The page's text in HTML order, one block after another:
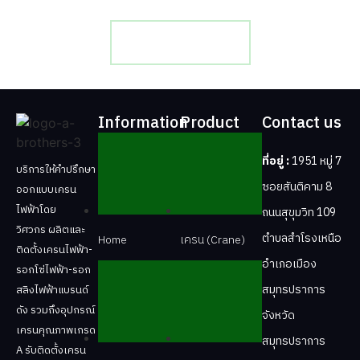
บริการให้คำปรึกษา
ออกแบบเครน
ไฟฟ้าโดย
วิศวกร ผลิตและ
ติดตั้งเครนไฟฟ้า-
รอกโซ่ไฟฟ้า-รอก
สลิงไฟฟ้าแบรนด์
ดัง รวมถึงอุปกรณ์
เครนคุณภาพเกรด
A รับติดตั้งเครน
Information
Home
Product
เครน (Crane)
Contact us
ที่อยู่ :1951 หมู่ 7
ซอยสันติคาม 8
ถนนสุขุมวิท 109
ตำบลสำโรงเหนือ
อำเภอเมือง
สมุทรปราการ
จังหวัด
สมุทรปราการ